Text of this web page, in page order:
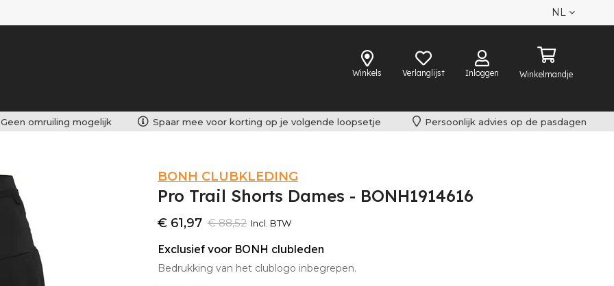
NL
Winkels Verlanglijst Inloggen Winkelmandje
Geen omruiling mogelijk Spaar mee voor korting op je volgende loopsetje Persoonlijk advies op de pasdagen
BONH CLUBKLEDING
Pro Trail Shorts Dames - BONH1914616
€ 88,52
€ 61,97 Incl. BTW
Exclusief voor BONH clubleden
Bedrukking van het clublogo inbegrepen.